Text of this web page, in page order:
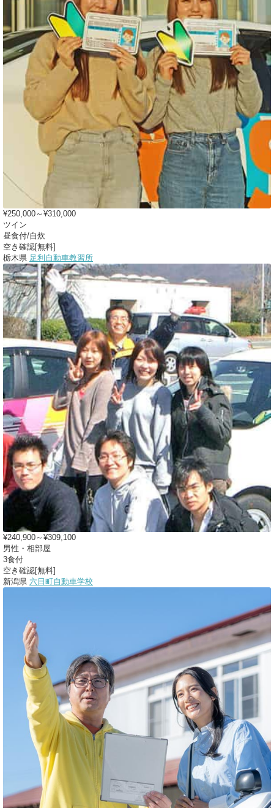
¥250,000～¥310,000
ツイン
昼食付/自炊
空き確認[無料]
栃木県 足利自動車教習所
¥240,900～¥309,100
男性・相部屋
3食付
空き確認[無料]
新潟県 六日町自動車学校